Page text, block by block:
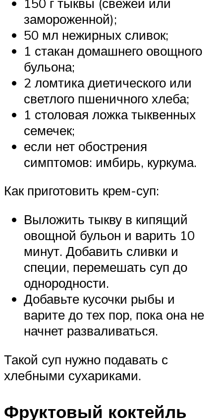
замороженной);
50 мл нежирных сливок;
1 стакан домашнего овощного
бульона;
2 ломтика диетического или
светлого пшеничного хлеба;
1 столовая ложка тыквенных
семечек;
если нет обострения
симптомов: имбирь, куркума.
Как приготовить крем-суп:
Выложить тыкву в кипящий
овощной бульон и варить 10
минут. Добавить сливки и
специи, перемешать суп до
однородности.
Добавьте кусочки рыбы и
варите до тех пор, пока она не
начнет разваливаться.
Такой суп нужно подавать с
хлебными сухариками.
Фруктовый коктейль